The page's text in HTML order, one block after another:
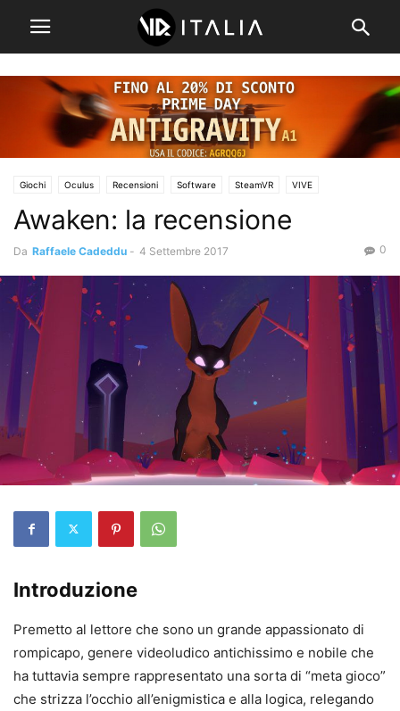
Giochi Oculus Recensioni Software SteamVR VIVE
Awaken: la recensione
Da Raffaele Cadeddu - 4 Settembre 2017 0
Introduzione
Premetto al lettore che sono un grande appassionato di
rompicapo, genere videoludico antichissimo e nobile che
ha tuttavia sempre rappresentato una sorta di “meta gioco”
che strizza l’occhio all’enigmistica e alla logica, relegando